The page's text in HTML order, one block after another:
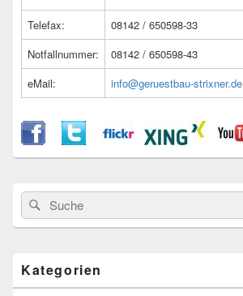
Telefax:
08142 / 650598-33
Notfallnummer:
08142 / 650598-43
eMail:
info@geruestbau-strixner.de
Suche
nach:
Kategorien